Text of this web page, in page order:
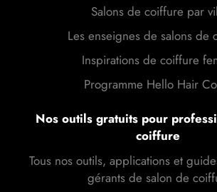
Salons de coiffure par
Les enseignes de salons de
Inspirations de coiffure
Programme Hello Hair
Nos outils gratuits pour
coiffure
Tous nos outils, applications et
gérants de salon de